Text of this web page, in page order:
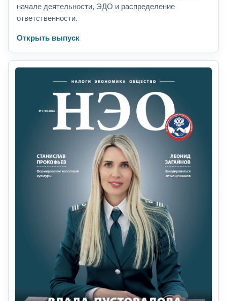
начале деятельности, ЭДО и распределение
ответственности.
Открыть выпуск